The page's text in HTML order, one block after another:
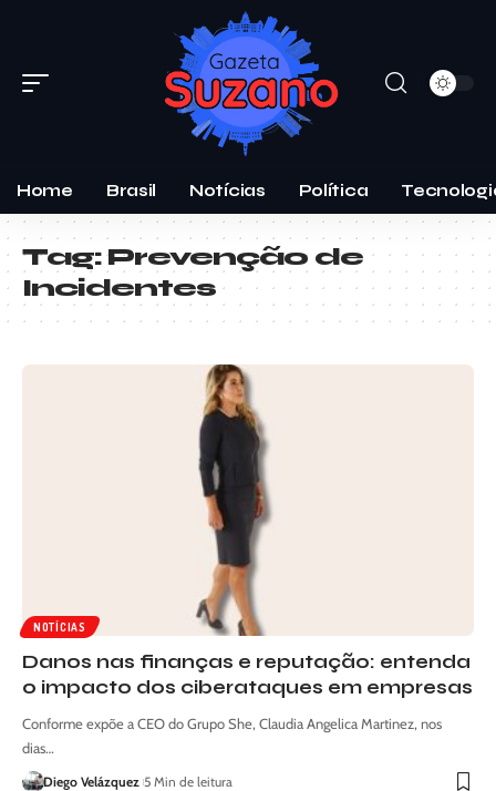
Home Brasil Notícias Política
Tag:Prevenção de
Incidentes
NOTÍCIAS
Danos nas finanças e reputação: entenda
o impacto dos ciberataques em empresas
Conforme expõe a CEO do Grupo She, Claudia Angelica Martinez, nos
dias…
Diego Velázquez 5 Min de leitura